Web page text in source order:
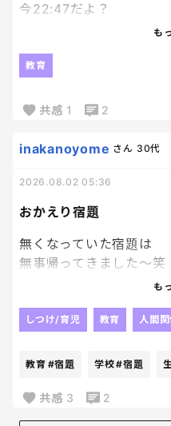
今22:47だよ？
エンジンかかり始めた
模試の解き直ししてるの
って嬉しいよ！？
でもね、時間見て？
も
教育
共感 1 2
おかえり宿題
inakanoyome さん 30代
2026.08.02 05:36
無くなっていた宿題は
無事帰ってきました～笑
やっぱり人の「見た」と
じゃないかなぁ～って
2日後に
毎日荷物開けないパター
戻ってきたことが何より
も
しつけ/育児 教育 人間関
教育 #宿題 学校#宿題
共感 3 2